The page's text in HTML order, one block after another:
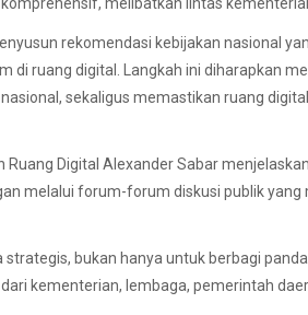
rekomendasi kebijakan nasional
di ruang digital. Langkah ini diharapkan
sekaligus memastikan ruang
Ruang Digital Alexander Sabar
melalui forum-forum diskusi publik
strategis, bukan hanya untuk berbagi
kementerian, lembaga, pemerintah